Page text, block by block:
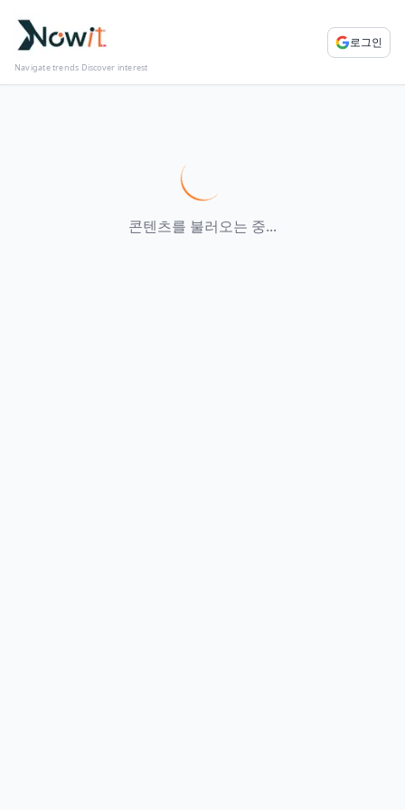
Navigate trends Discover interest
로그인
콘텐츠를 불러오는 중...